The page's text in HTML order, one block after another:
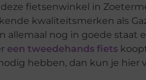
fietsenwinkel in
kwaliteitsmerken als
allemaal nog in goede staat
een tweedehands fiets
hebben, dan kun je hier